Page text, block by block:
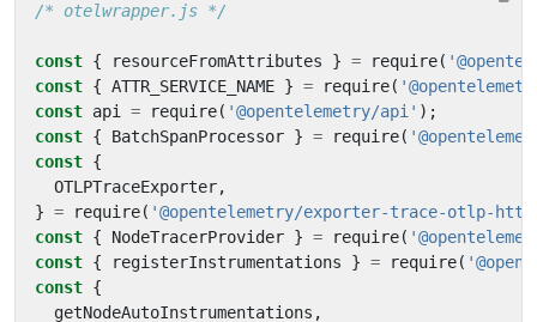
/* otelwrapper.js */
const { resourceFromAttributes } = require(
const { ATTR_SERVICE_NAME } = require(
const api = require( '@opentelemetry/api' );
const { BatchSpanProcessor } = require(
const {
OTLPTraceExporter,
} = require( '@opentelemetry/exporter-trace-otlp-
const { NodeTracerProvider } = require(
const { registerInstrumentations } = require(
const {
getNodeAutoInstrumentations ,